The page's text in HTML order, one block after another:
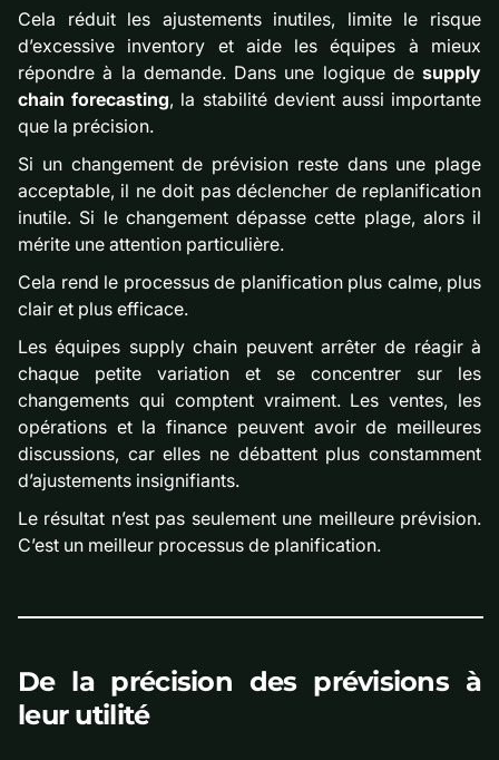
Cela réduit les ajustements inutiles, limite le risque
d’excessive inventory et aide les équipes à mieux
répondre à la demande. Dans une logique de supply
chain forecasting, la stabilité devient aussi importante
que la précision.
Si un changement de prévision reste dans une plage
acceptable, il ne doit pas déclencher de replanification
inutile. Si le changement dépasse cette plage, alors il
mérite une attention particulière.
Cela rend le processus de planification plus calme, plus
clair et plus efficace.
Les équipes supply chain peuvent arrêter de réagir à
chaque petite variation et se concentrer sur les
changements qui comptent vraiment. Les ventes, les
opérations et la finance peuvent avoir de meilleures
discussions, car elles ne débattent plus constamment
d’ajustements insignifiants.
Le résultat n’est pas seulement une meilleure prévision.
C’est un meilleur processus de planification.
De la précision des prévisions à
leur utilité